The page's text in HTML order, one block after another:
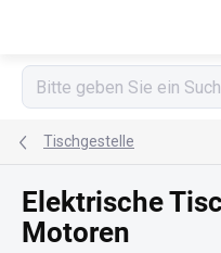
Tischgestelle
Elektrische
Motoren